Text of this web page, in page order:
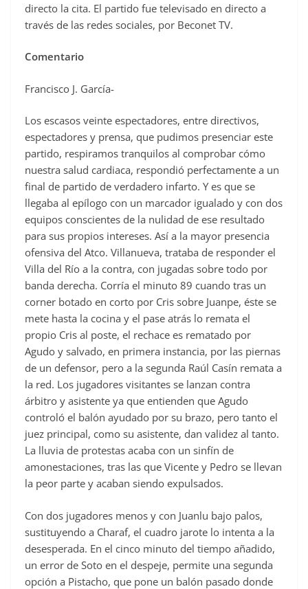
directo la cita. El partido fue televisado en directo a
través de las redes sociales, por Beconet TV.
Comentario
Francisco J. García-
Los escasos veinte espectadores, entre directivos,
espectadores y prensa, que pudimos presenciar este
partido, respiramos tranquilos al comprobar cómo
nuestra salud cardiaca, respondió perfectamente a un
final de partido de verdadero infarto. Y es que se
llegaba al epílogo con un marcador igualado y con dos
equipos conscientes de la nulidad de ese resultado
para sus propios intereses. Así a la mayor presencia
ofensiva del Atco. Villanueva, trataba de responder el
Villa del Río a la contra, con jugadas sobre todo por
banda derecha. Corría el minuto 89 cuando tras un
corner botado en corto por Cris sobre Juanpe, éste se
mete hasta la cocina y el pase atrás lo remata el
propio Cris al poste, el rechace es rematado por
Agudo y salvado, en primera instancia, por las piernas
de un defensor, pero a la segunda Raúl Casín remata a
la red. Los jugadores visitantes se lanzan contra
árbitro y asistente ya que entienden que Agudo
controló el balón ayudado por su brazo, pero tanto el
juez principal, como su asistente, dan validez al tanto.
La lluvia de protestas acaba con un sinfín de
amonestaciones, tras las que Vicente y Pedro se llevan
la peor parte y acaban siendo expulsados.
Con dos jugadores menos y con Juanlu bajo palos,
sustituyendo a Charaf, el cuadro jarote lo intenta a la
desesperada. En el cinco minuto del tiempo añadido,
un error de Soto en el despeje, permite una segunda
opción a Pistacho, que pone un balón pasado donde